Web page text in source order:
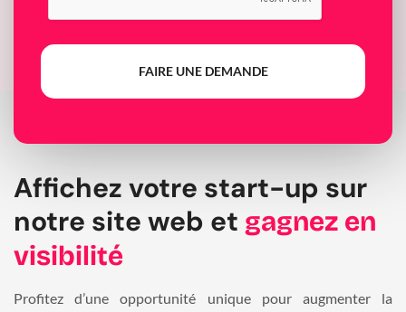
FAIRE UNE DEMANDE
Affichez votre start-up sur
notre site web et gagnez en
visibilité
Profitez d’une opportunité unique pour augmenter la